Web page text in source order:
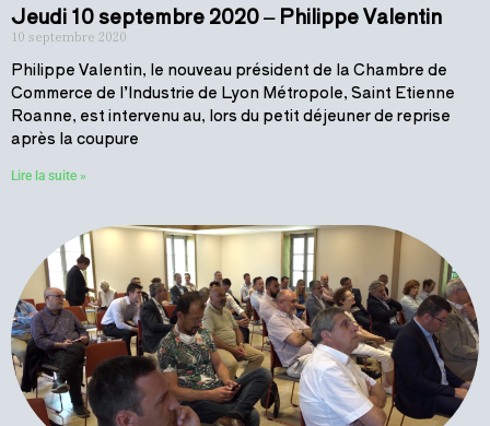
Jeudi 10 septembre 2020 – Philippe Valentin
10 septembre 2020
Philippe Valentin, le nouveau président de la Chambre de
Commerce de l’Industrie de Lyon Métropole, Saint Etienne
Roanne, est intervenu au, lors du petit déjeuner de reprise
après la coupure
Lire la suite »